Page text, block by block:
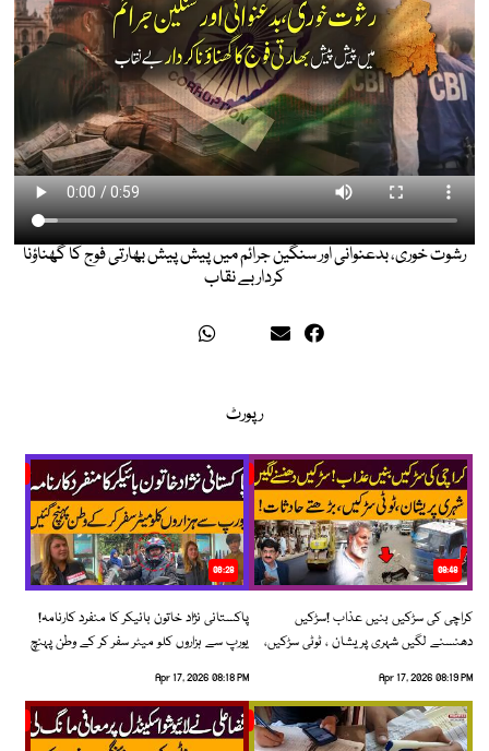
رشوت خوری، بدعنوانی اور سنگین جرائم میں پیش پیش بھارتی فوج کا گھناؤنا
کردار بے نقاب
رپورٹ
08:48
کراچی کی سڑکیں بنیں عذاب !سڑکیں
دھنسنے لگیں شہری پریشان ، ٹوٹی سڑکیں،
Apr 17, 2026 08:19 PM
06:28
پاکستانی نژاد خاتون بائیکر کا منفرد کارنامہ!
یورپ سے ہزاروں کلو میٹر سفر کر کے وطن پہنچ
Apr 17, 2026 08:18 PM